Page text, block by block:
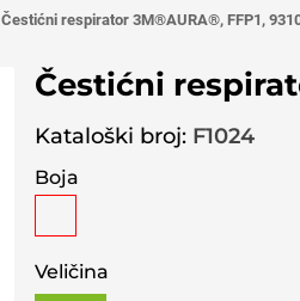
Čestićni respirator 3M®AURA®, FFP1,
Čestićni
Kataloški broj: F1024
Boja
Veličina